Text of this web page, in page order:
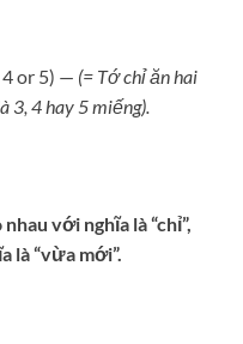
4 or 5) — (= Tớ chỉ ăn hai
3, 4 hay 5 miếng).
với nghĩa là “chỉ”,
là “vừa mới”.